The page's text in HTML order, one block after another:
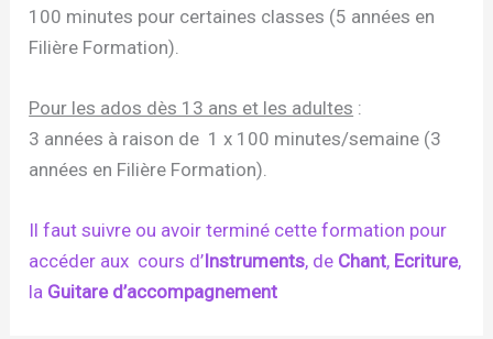
100 minutes pour certaines classes (5 années en
Filière Formation).
Pour les ados dès 13 ans et les adultes :
3 années à raison de 1 x 100 minutes/semaine (3
années en Filière Formation).
Il faut suivre ou avoir terminé cette formation pour
accéder aux cours d’Instruments, de Chant, Ecriture,
la Guitare d’accompagnement